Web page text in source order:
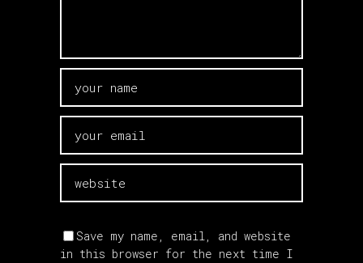
Save my name, email, and website
in this browser for the next time I